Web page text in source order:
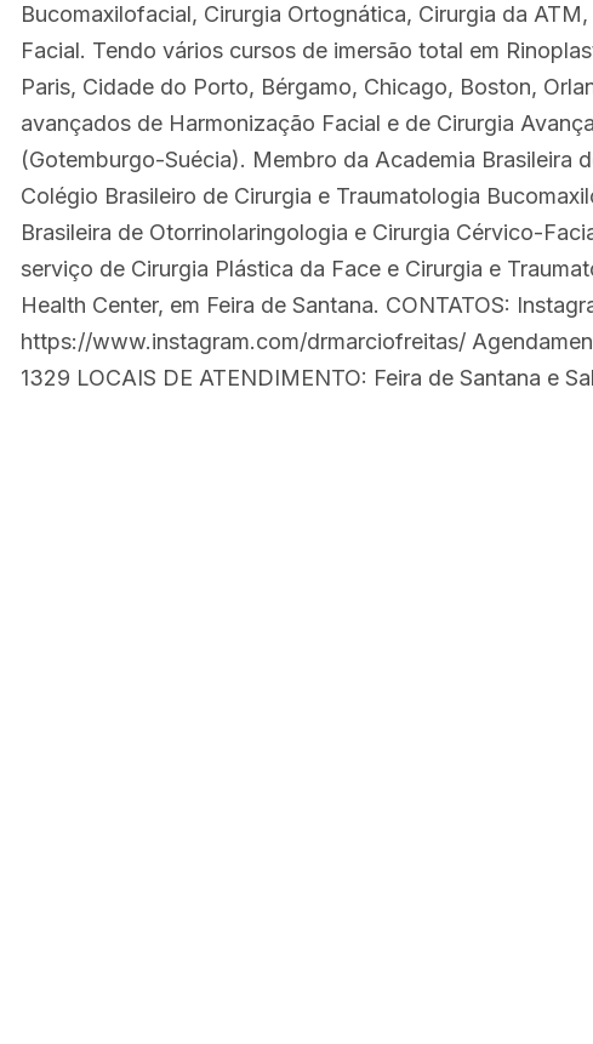
Bucomaxilofacial, Cirurgia Ortognática, Cirurgia da
Facial. Tendo vários cursos de imersão total em
Paris, Cidade do Porto, Bérgamo, Chicago, Boston,
avançados de Harmonização Facial e de Cirurgia
(Gotemburgo-Suécia). Membro da Academia Brasileira
Colégio Brasileiro de Cirurgia e Traumatologia
Brasileira de Otorrinolaringologia e Cirurgia Cérvico-
serviço de Cirurgia Plástica da Face e Cirurgia e
Health Center, em Feira de Santana. CONTATOS:
https://www.instagram.com/drmarciofreitas/
1329 LOCAIS DE ATENDIMENTO: Feira de Santana e